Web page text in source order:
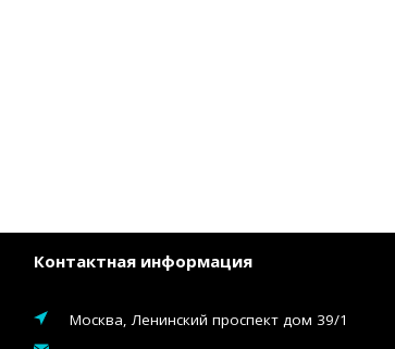
Контактная информация
Москва, Ленинский проспект дом 39/1